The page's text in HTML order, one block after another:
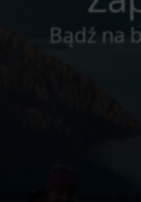
Bądź na